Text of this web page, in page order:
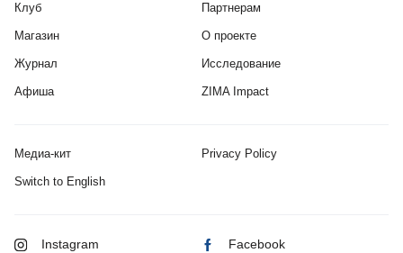
Клуб
Магазин
Журнал
Афиша
Партнерам
О проекте
Исследование
ZIMA Impact
Медиа-кит Privacy Policy
Switch to English
Instagram Facebook